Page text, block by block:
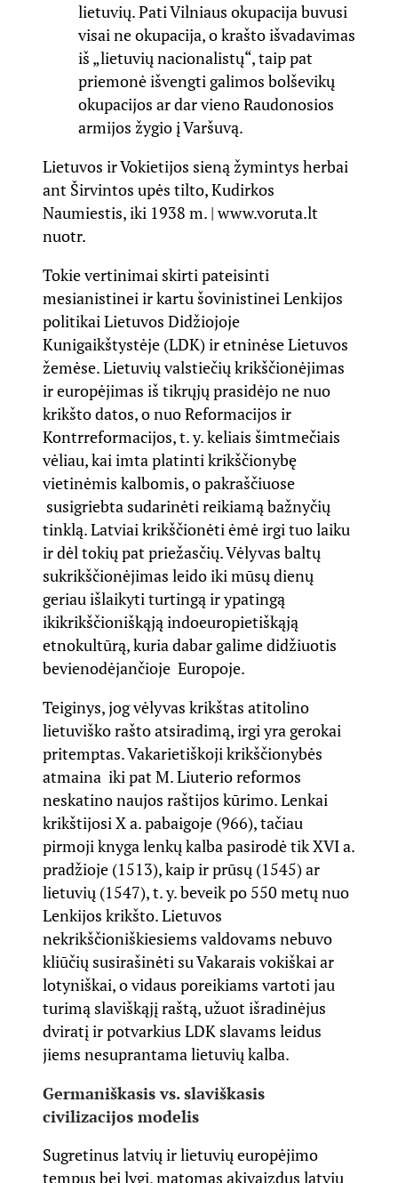
lietuvių. Pati Vilniaus okupacija buvusi
visai ne okupacija, o krašto išvadavimas
iš „lietuvių nacionalistų“, taip pat
priemonė išvengti galimos bolševikų
okupacijos ar dar vieno Raudonosios
armijos žygio į Varšuvą.
Lietuvos ir Vokietijos sieną žymintys herbai
ant Širvintos upės tilto, Kudirkos
Naumiestis, iki 1938 m. | www.voruta.lt
nuotr.
Tokie vertinimai skirti pateisinti
mesianistinei ir kartu šovinistinei Lenkijos
politikai Lietuvos Didžiojoje
Kunigaikštystėje (LDK) ir etninėse Lietuvos
žemėse. Lietuvių valstiečių krikščionėjimas
ir europėjimas iš tikrųjų prasidėjo ne nuo
krikšto datos, o nuo Reformacijos ir
Kontrreformacijos, t. y. keliais šimtmečiais
vėliau, kai imta platinti krikščionybę
vietinėmis kalbomis, o pakraščiuose
susigriebta sudarinėti reikiamą bažnyčių
tinklą. Latviai krikščionėti ėmė irgi tuo laiku
ir dėl tokių pat priežasčių. Vėlyvas baltų
sukrikščionėjimas leido iki mūsų dienų
geriau išlaikyti turtingą ir ypatingą
ikikrikščioniškąją indoeuropietiškąją
etnokultūrą, kuria dabar galime didžiuotis
bevienodėjančioje Europoje.
Teiginys, jog vėlyvas krikštas atitolino
lietuviško rašto atsiradimą, irgi yra gerokai
pritemptas. Vakarietiškoji krikščionybės
atmaina iki pat M. Liuterio reformos
neskatino naujos raštijos kūrimo. Lenkai
krikštijosi X a. pabaigoje (966), tačiau
pirmoji knyga lenkų kalba pasirodė tik XVI a.
pradžioje (1513), kaip ir prūsų (1545) ar
lietuvių (1547), t. y. beveik po 550 metų nuo
Lenkijos krikšto. Lietuvos
nekrikščioniškiesiems valdovams nebuvo
kliūčių susirašinėti su Vakarais vokiškai ar
lotyniškai, o vidaus poreikiams vartoti jau
turimą slaviškąjį raštą, užuot išradinėjus
dviratį ir potvarkius LDK slavams leidus
jiems nesuprantama lietuvių kalba.
Germaniškasis vs. slaviškasis
civilizacijos modelis
Sugretinus latvių ir lietuvių europėjimo
tempus bei lygį, matomas akivaizdus latvių